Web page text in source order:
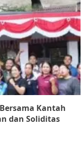
Kantah
dan Soliditas